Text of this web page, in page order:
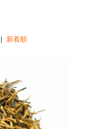
| 新着順